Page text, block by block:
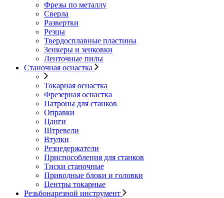
Фрезы по металлу
Сверла
Развертки
Резцы
Твердосплавные пластины
Зенкеры и зенковки
Ленточные пилы
Станочная оснастка
Токарная оснастка
Фрезерная оснастка
Патроны для станков
Оправки
Цанги
Штревели
Втулки
Резцедержатели
Приспособления для станков
Тиски станочные
Приводные блоки и головки
Центры токарные
Резьбонарезной инструмент